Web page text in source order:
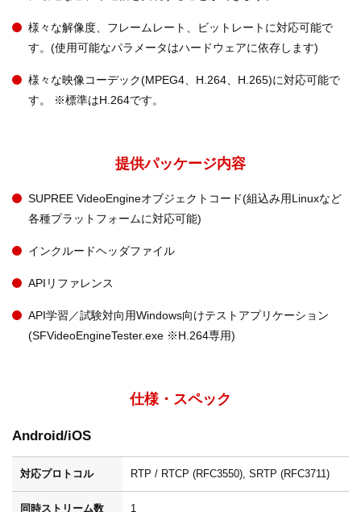
様々な解像度、フレームレート、ビットレートに対応可能で
す。(使用可能なパラメータはハードウェアに依存します)
様々な映像コーデック(MPEG4、H.264、H.265)に対応可能で
す。 ※標準はH.264です。
提供パッケージ内容
SUPREE VideoEngineオブジェクトコード(組込み用Linuxなど
各種プラットフォームに対応可能)
インクルードヘッダファイル
APIリファレンス
API学習／試験対向用Windows向けテストアプリケーション
(SFVideoEngineTester.exe ※H.264専用)
仕様・スペック
Android/iOS
対応プロトコル RTP / RTCP (RFC3550), SRTP (RFC3711)
同時ストリーム数 1